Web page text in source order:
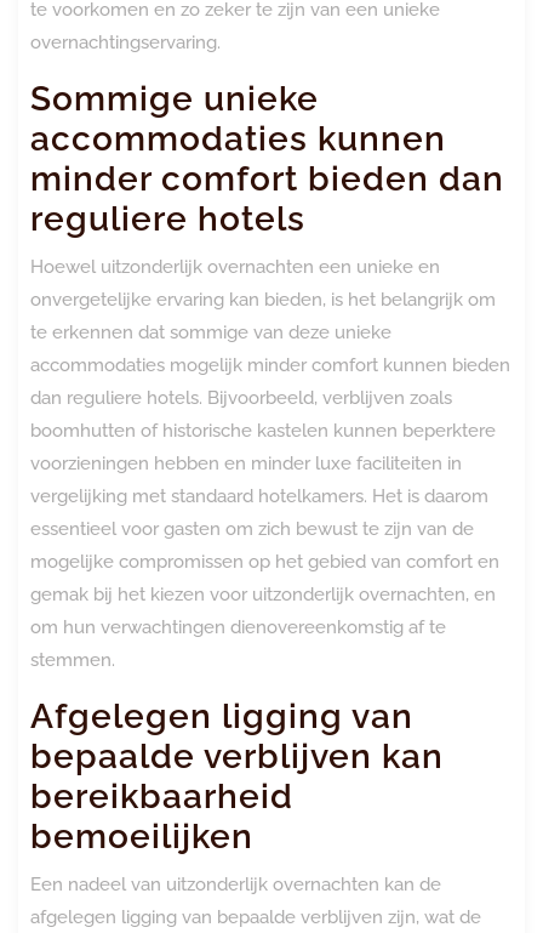
te voorkomen en zo zeker te zijn van een unieke
overnachtingservaring.
Sommige unieke
accommodaties kunnen
minder comfort bieden dan
reguliere hotels
Hoewel uitzonderlijk overnachten een unieke en
onvergetelijke ervaring kan bieden, is het belangrijk om
te erkennen dat sommige van deze unieke
accommodaties mogelijk minder comfort kunnen bieden
dan reguliere hotels. Bijvoorbeeld, verblijven zoals
boomhutten of historische kastelen kunnen beperktere
voorzieningen hebben en minder luxe faciliteiten in
vergelijking met standaard hotelkamers. Het is daarom
essentieel voor gasten om zich bewust te zijn van de
mogelijke compromissen op het gebied van comfort en
gemak bij het kiezen voor uitzonderlijk overnachten, en
om hun verwachtingen dienovereenkomstig af te
stemmen.
Afgelegen ligging van
bepaalde verblijven kan
bereikbaarheid
bemoeilijken
Een nadeel van uitzonderlijk overnachten kan de
afgelegen ligging van bepaalde verblijven zijn, wat de